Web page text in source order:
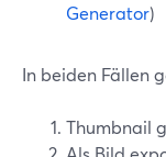
Generator)
In beiden Fällen
Thumbnail